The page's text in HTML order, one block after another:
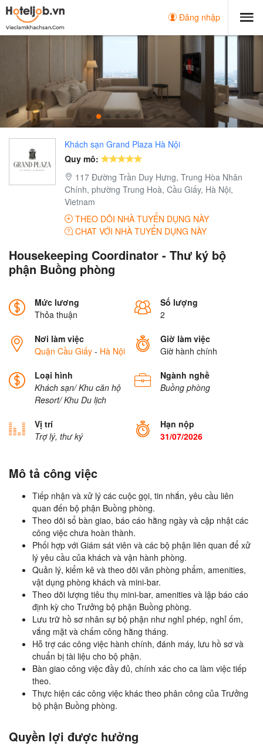
Đăng nhập
Khách sạn Grand Plaza Hà Nội
Quy mô:
117 Đường Trần Duy Hưng, Trung Hòa Nhân
Chính, phường Trung Hoà, Cầu Giấy, Hà Nội,
Vietnam
THEO DÕI NHÀ TUYỂN DỤNG NÀY
CHAT VỚI NHÀ TUYỂN DỤNG NÀY
Housekeeping Coordinator - Thư ký bộ
phận Buồng phòng
Mức lương
Thỏa thuận
Số lượng
2
Nơi làm việc
Quận Cầu Giấy - Hà Nội
Giờ làm việc
Giờ hành chính
Loại hình
Khách sạn/ Khu căn hộ
Resort/ Khu Du lịch
Ngành nghề
Buồng phòng
Vị trí
Trợ lý, thư ký
Hạn nộp
31/07/2026
Mô tả công việc
Tiếp nhận và xử lý các cuộc gọi, tin nhắn, yêu cầu liên
quan đến bộ phận Buồng phòng.
Theo dõi sổ bàn giao, báo cáo hằng ngày và cập nhật các
công việc chưa hoàn thành.
Phối hợp với Giám sát viên và các bộ phận liên quan để xử
lý yêu cầu của khách và vận hành phòng.
Quản lý, kiểm kê và theo dõi văn phòng phẩm, amenities,
vật dụng phòng khách và mini-bar.
Theo dõi lượng tiêu thụ mini-bar, amenities và lập báo cáo
định kỳ cho Trưởng bộ phận Buồng phòng.
Lưu trữ hồ sơ nhân sự bộ phận như nghỉ phép, nghỉ ốm,
vắng mặt và chấm công hằng tháng.
Hỗ trợ các công việc hành chính, đánh máy, lưu hồ sơ và
chuẩn bị tài liệu cho bộ phận.
Bàn giao công việc đầy đủ, chính xác cho ca làm việc tiếp
theo.
Thực hiện các công việc khác theo phân công của Trưởng
bộ phận Buồng phòng.
Quyền lợi được hưởng